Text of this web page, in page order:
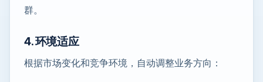
群。
4. 环境适应
根据市场变化和竞争环境，自动调整业务方向：